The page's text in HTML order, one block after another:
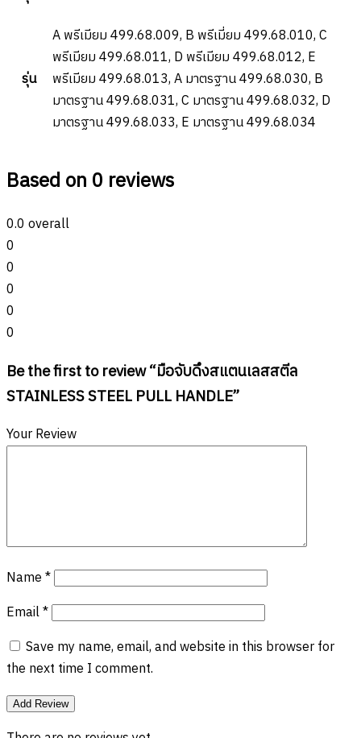
รุ่น
A พรีเมียม 499.68.009, B พรีเมี่ยม 499.68.010, C
พรีเมียม 499.68.011, D พรีเมียม 499.68.012, E
พรีเมียม 499.68.013, A มาตรฐาน 499.68.030, B
มาตรฐาน 499.68.031, C มาตรฐาน 499.68.032, D
มาตรฐาน 499.68.033, E มาตรฐาน 499.68.034
Based on 0 reviews
0.0 overall
0
0
0
0
0
Be the first to review “มือจับดึงสแตนเลสสตีล
STAINLESS STEEL PULL HANDLE”
Your Review
Name*
Email*
Save my name, email, and website in this browser for
the next time I comment.